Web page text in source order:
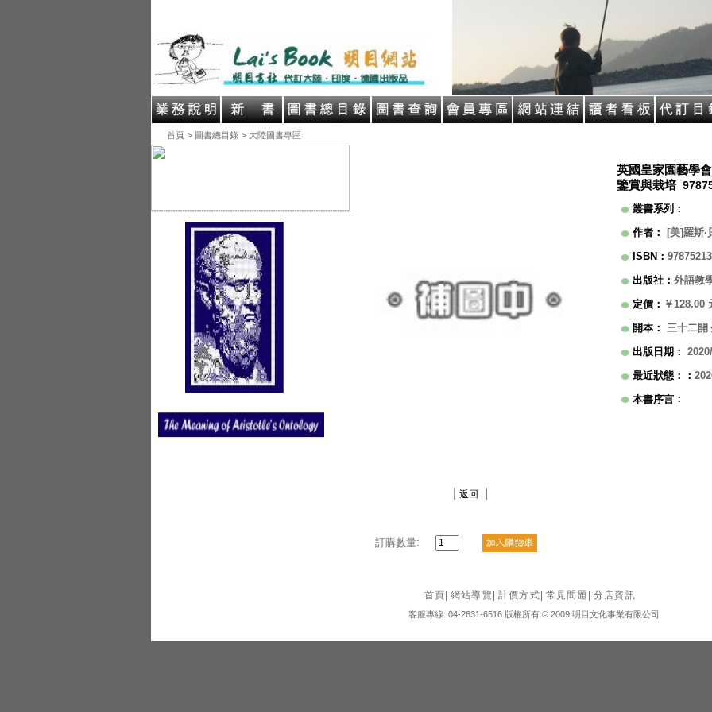
首頁 > 圖書總目錄 > 大陸圖書專區
返回
訂購數量:
英國皇家園藝學
鑒賞與栽培
叢書系列 ：
作者 ：
[美]羅斯·
ISBN ：
出版社 ： 外語教
定價 ： ￥128.00
開本 ： 三十二開
出版日期 ：
最近狀態：
：
本書序言 ：
首頁 網站導覽 計價方式 常見問題 分店資訊
客服專線: 04-2631-6516 版權所有 © 2009 明目文化事業有限公司